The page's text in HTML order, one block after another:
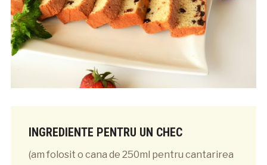
INGREDIENTE PENTRU UN CHEC
(am folosit o cana de 250ml pentru cantarirea